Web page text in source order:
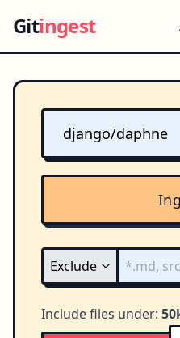
Gitingest
Include files under: